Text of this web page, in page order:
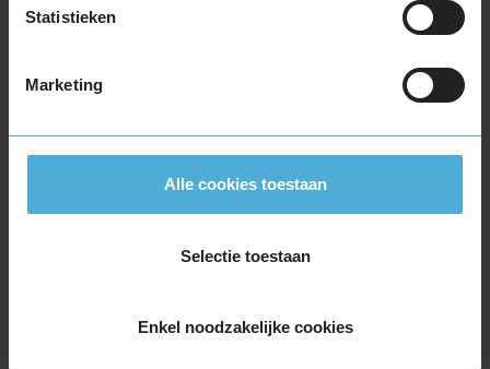
Statistieken
Marketing
Alle cookies toestaan
Selectie toestaan
Enkel noodzakelijke cookies
3
205/55R16 91V EXTRALOAD
225/45R17 94W EXTRALOAD